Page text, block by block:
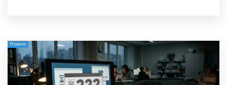
Новини